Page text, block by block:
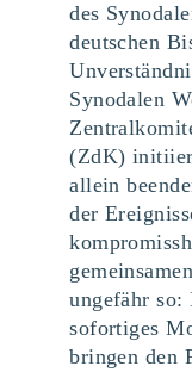
des
deutschen
Synodalen
(ZdK)
allein
der
ungefähr
sofortiges
bringen den